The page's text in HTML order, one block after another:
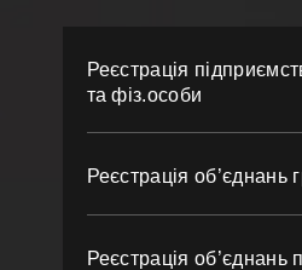
Реєстрація
та фіз.особи
Реєстрація об’єднань
Реєстрація об’єднань